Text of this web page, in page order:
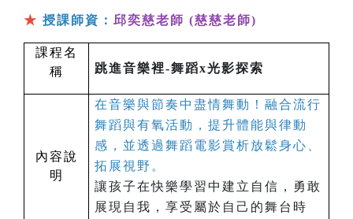
★ 授課師資： 邱奕慈老師 (慈慈老師)
課程名
稱
跳進音樂裡-舞蹈x光影探索
內容說
明
在音樂與節奏中盡情舞動！融合流行
舞蹈與有氧活動，提升體能與律動
感，並透過舞蹈電影賞析放鬆身心、
拓展視野。
讓孩子在快樂學習中建立自信，勇敢
展現自我，享受屬於自己的舞台時